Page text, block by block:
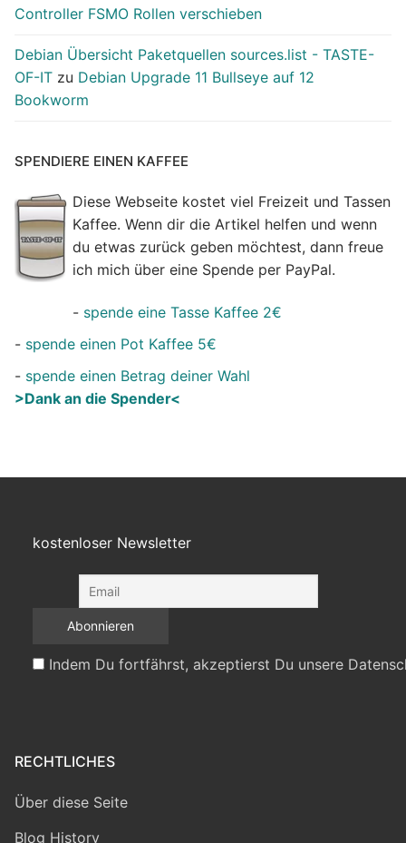
Controller FSMO Rollen verschieben
Debian Übersicht Paketquellen sources.list - TASTE-
OF-IT zu Debian Upgrade 11 Bullseye auf 12
Bookworm
SPENDIERE EINEN KAFFEE
Diese Webseite kostet viel Freizeit und Tassen
Kaffee. Wenn dir die Artikel helfen und wenn
du etwas zurück geben möchtest, dann freue
ich mich über eine Spende per PayPal.
- spende eine Tasse Kaffee 2€
- spende einen Pot Kaffee 5€
- spende einen Betrag deiner Wahl
>Dank an die Spender<
kostenloser Newsletter
Indem Du fortfährst, akzeptierst Du unsere
RECHTLICHES
Über diese Seite
Blog History